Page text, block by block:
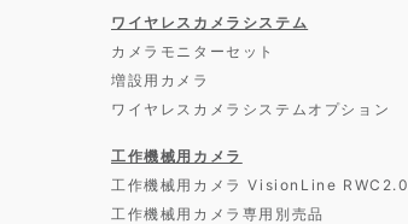
ワイヤレスカメラシステム
カメラモニターセット
増設用カメラ
ワイヤレスカメラシステムオプション
工作機械用カメラ
工作機械用カメラ VisionLine RWC2.0
工作機械用カメラ専用別売品